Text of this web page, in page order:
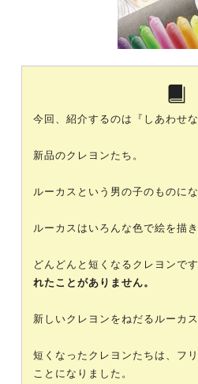
今回、紹介するのは『しあわせ
新品のクレヨンたち。
ルーカスという男の子のものにな
ルーカスはいろんな色で絵を描き
どんどんと短くなるクレヨンです
れたことがありません。
新しいクレヨンをねだるルーカス
短くなったクレヨンたちは、フ
ことになりました。